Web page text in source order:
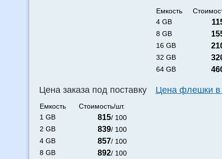
Цена заказа под поставку
Емкость
Стоимость/шт.
1 GB
815/ 100
2 GB
839/ 100
4 GB
857/ 100
8 GB
892/ 100
Емкость
4 GB
8 GB
16 GB
32 GB
64 GB
Цена флешки в